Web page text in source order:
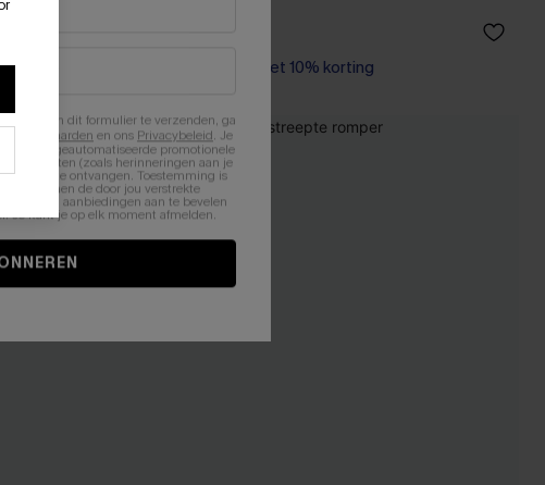
【AG18】2 met 10% korting
vullen en dit formulier te verzenden, ga
Voorwaarden en ons Privacybeleid. Je
geautomatiseerde promotionele
(zoals herinneringen aan je
Cupshe te ontvangen. Toestemming is
We kunnen de door jou verstrekte
en aanbiedingen aan te bevelen
Je kunt je op elk moment afmelden.